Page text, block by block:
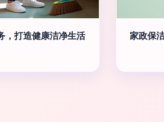
，打造健康洁净生活
家政保